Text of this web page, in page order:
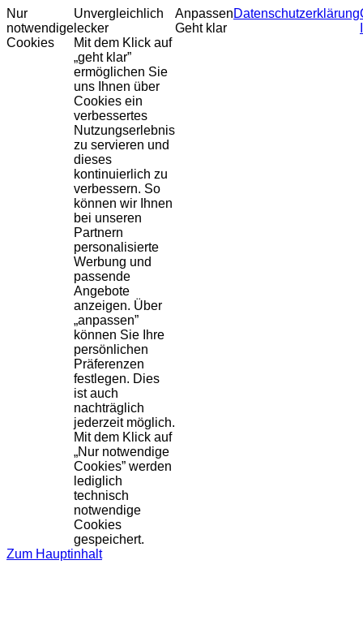
Nur
notwendige
Cookies
Unvergleichlich
lecker
Mit dem Klick auf
„geht klar”
ermöglichen Sie
uns Ihnen über
Cookies ein
verbessertes
Nutzungserlebnis
zu servieren und
dieses
kontinuierlich zu
verbessern. So
können wir Ihnen
bei unseren
Partnern
personalisierte
Werbung und
passende
Angebote
anzeigen. Über
„anpassen”
können Sie Ihre
persönlichen
Präferenzen
festlegen. Dies
ist auch
nachträglich
jederzeit möglich.
Mit dem Klick auf
„Nur notwendige
Cookies” werden
lediglich
technisch
notwendige
Cookies
gespeichert.
Anpassen
Geht klar
Datenschutzerklärung
Zum Hauptinhalt